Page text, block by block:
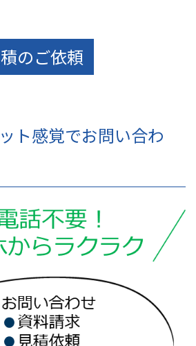
のご依頼
ト感覚でお問い合わ